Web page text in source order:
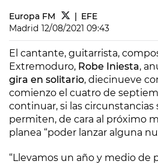
Europa FM
EFE
Madrid 12/08/2021 09:43
El cantante, guitarrista,
Extremoduro, Robe Iniesta,
gira en solitario, diecinueve
comienzo el cuatro de
continuar, si las circunstancias
permiten, de cara al próximo
planea “poder lanzar alguna
“Llevamos un año y medio de